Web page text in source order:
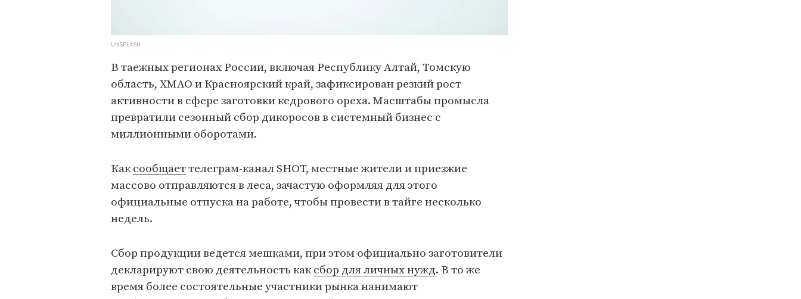
UNSPLASH
В таежных регионах России, включая Республику Алтай, Томскую
область, ХМАО и Красноярский край, зафиксирован резкий рост
активности в сфере заготовки кедрового ореха. Масштабы промысла
превратили сезонный сбор дикоросов в системный бизнес с
миллионными оборотами.
Каксообщаеттелеграм-канал SHOT, местные жители и приезжие
массово отправляются в леса, зачастую оформляя для этого
официальные отпуска на работе, чтобы провести в тайге несколько
недель.
Сбор продукции ведется мешками, при этом официально заготовители
декларируют свою деятельность каксбор для личных нужд. В то же
время более состоятельные участники рынка нанимают